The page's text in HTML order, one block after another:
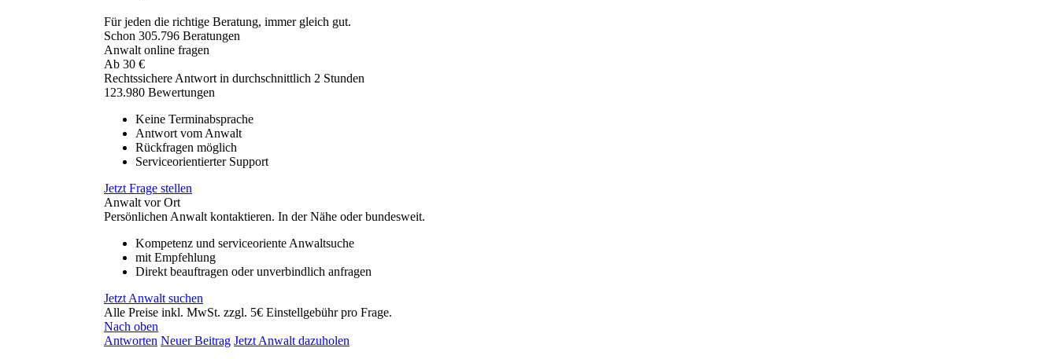
Für jeden die richtige Beratung, immer gleich gut.
Schon 305.796 Beratungen
Anwalt online fragen
Ab 30 €
Rechtssichere Antwort in durchschnittlich 2 Stunden
123.980 Bewertungen
Keine Terminabsprache
Antwort vom Anwalt
Rückfragen möglich
Serviceorientierter Support
Jetzt Frage stellen
Anwalt vor Ort
Persönlichen Anwalt kontaktieren. In der Nähe oder bundesweit.
Kompetenz und serviceoriente Anwaltsuche
mit Empfehlung
Direkt beauftragen oder unverbindlich anfragen
Jetzt Anwalt suchen
Alle Preise inkl. MwSt. zzgl. 5€ Einstellgebühr pro Frage.
Nach oben
Antworten Neuer Beitrag Jetzt Anwalt dazuholen